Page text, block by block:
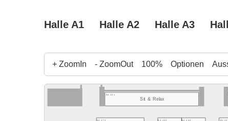
Halle A1 Halle A2 Halle A3
+ ZoomIn - ZoomOut 100% Optionen
B4.474 B4.464 B4.460
B4.461
Sit & Relax